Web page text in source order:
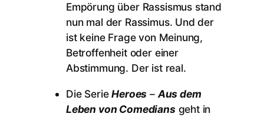
Empörung über Rassismus stand
nun mal der Rassimus. Und der
ist keine Frage von Meinung,
Betroffenheit oder einer
Abstimmung. Der ist real.
Die SerieHeroes – Aus dem
Leben von Comediansgeht in